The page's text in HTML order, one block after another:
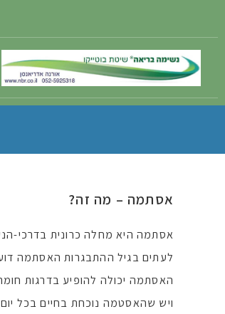
אסתמה – מה זה?
אסתמה היא מחלה כרונית בדרכי-
לעתים בגיל ההתבגרות האסתמה
האסתמה יכולה להופיע בדרגות
ויש שהאסטמה נוכחת בחיים בכל